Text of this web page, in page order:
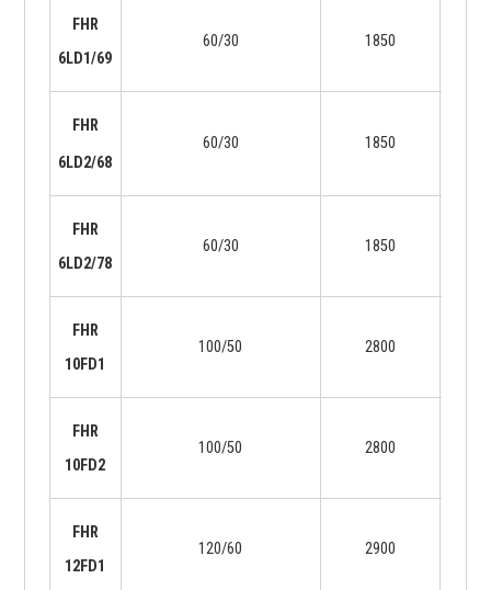
FHR
6LD1/69
60/30 1850
FHR
6LD2/68
60/30 1850
FHR
6LD2/78
60/30 1850
FHR
10FD1
100/50 2800
FHR
10FD2
100/50 2800
FHR
12FD1
120/60 2900